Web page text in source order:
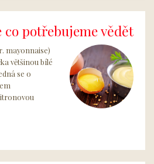
co potřebujeme vědět
mayonnaise)
většinou bílé
se o